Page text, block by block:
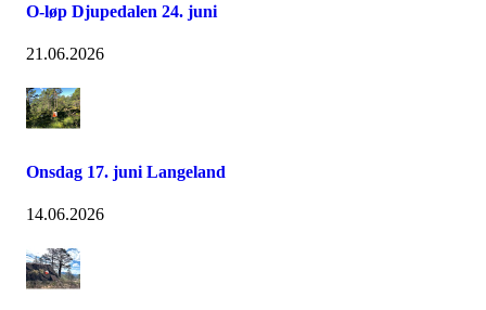
O-løp Djupedalen 24. juni
21.06.2026
Onsdag 17. juni Langeland
14.06.2026